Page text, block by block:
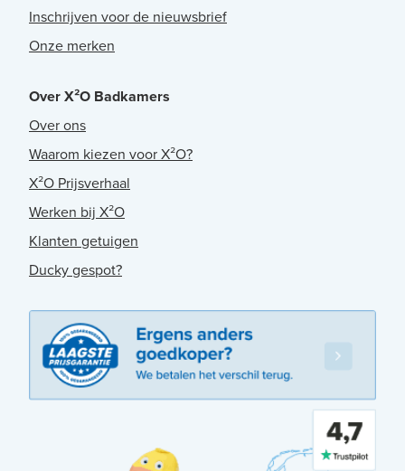
Inschrijven voor de nieuwsbrief
Onze merken
Over X²O Badkamers
Over ons
Waarom kiezen voor X²O?
X²O Prijsverhaal
Werken bij X²O
Klanten getuigen
Ducky gespot?